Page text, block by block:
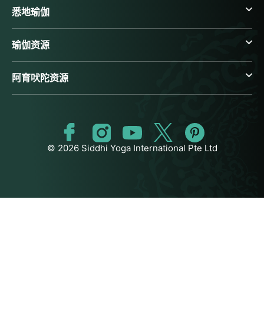
悉地瑜伽
瑜伽资源
阿育吠陀资源
© 2026 Siddhi Yoga International Pte Ltd